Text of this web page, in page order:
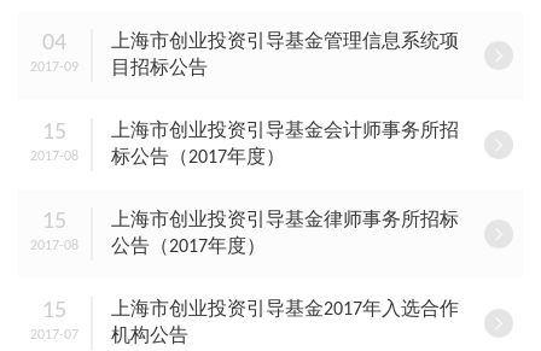
04
2017-09
上海市创业投资引导基金管理信息系统项
目招标公告
15
2017-08
上海市创业投资引导基金会计师事务所招
标公告（2017年度）
15
2017-08
上海市创业投资引导基金律师事务所招标
公告（2017年度）
15
2017-07
上海市创业投资引导基金2017年入选合作
机构公告